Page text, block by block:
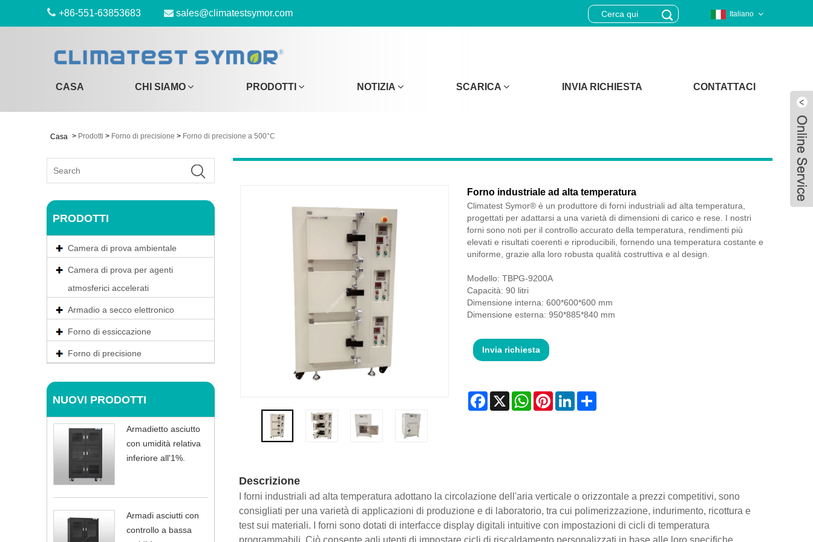
+86-551-63853683 sales@climatestsymor.com Italiano
CASA CHI SIAMO PRODOTTI NOTIZIA SCARICA INVIA RICHIESTA CONTATTACI
Casa > Prodotti > Forno di precisione > Forno di precisione a 500°C
PRODOTTI
Camera di prova ambientale
Camera di prova per agenti
atmosferici accelerati
Armadio a secco elettronico
Forno di essiccazione
Forno di precisione
NUOVI PRODOTTI
Armadietto asciutto
con umidità relativa
inferiore all'1%.
Armadi asciutti con
controllo a bassa
Forno industriale ad alta temperatura
Climatest Symor® è un produttore di forni industriali ad alta temperatura,
progettati per adattarsi a una varietà di dimensioni di carico e rese. I nostri
forni sono noti per il controllo accurato della temperatura, rendimenti più
elevati e risultati coerenti e riproducibili, fornendo una temperatura costante e
uniforme, grazie alla loro robusta qualità costruttiva e al design.
Modello: TBPG-9200A
Capacità: 90 litri
Dimensione interna: 600*600*600 mm
Dimensione esterna: 950*885*840 mm
Invia richiesta
Facebook
X WhatsAppPinterestLinkedInShare
Descrizione
I forni industriali ad alta temperatura adottano la circolazione dell'aria verticale o orizzontale a prezzi competitivi, sono
consigliati per una varietà di applicazioni di produzione e di laboratorio, tra cui polimerizzazione, indurimento, ricottura e
test sui materiali. I forni sono dotati di interfacce display digitali intuitive con impostazioni di cicli di temperatura
programmabili. Ciò consente agli utenti di impostare cicli di riscaldamento personalizzati in base alle loro specifiche